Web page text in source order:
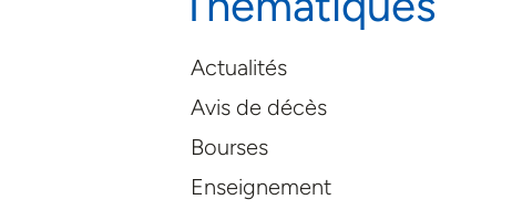
Actualités
Avis de décès
Bourses
Enseignement